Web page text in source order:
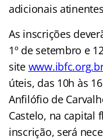
adicionais
As inscrições
1º de setembro e
site
úteis, das 10h às
Anfilófio de
Castelo, na capital
inscrição, será